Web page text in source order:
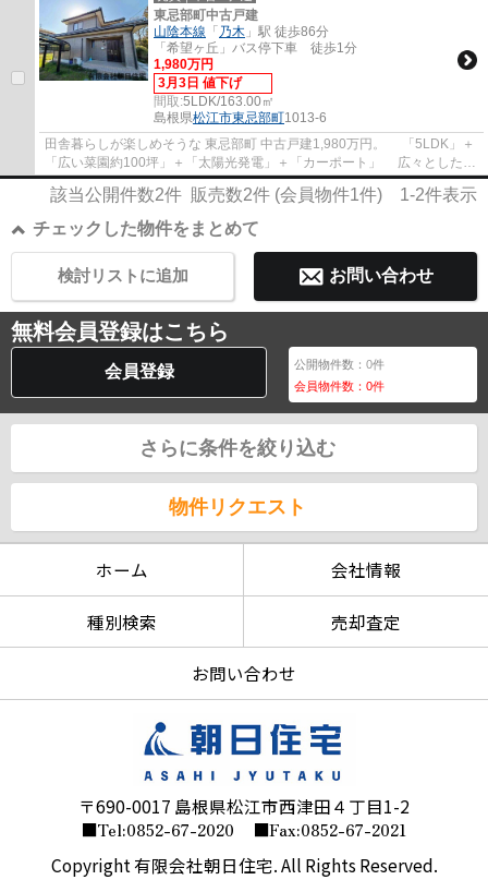
東忌部町中古戸建
山陰本線 「乃木 」駅 徒歩86分
「希望ヶ丘」バス停下車 徒歩1分
1,980万円
3月3日 値下げ
間取:5LDK/163.00㎡
島根県松江市東忌部町1013-6
田舎暮らしが楽しめそうな 東忌部町 中古戸建1,980万円。 「5LDK」＋
「広い菜園約100坪」＋「太陽光発電」＋「カーポート」 広々とした土
地894.16㎡（270.48坪）に建物延床面積 16...
該当公開件数2件 販売数2件 (会員物件1件) 1-2件表示
チェックした物件をまとめて
お問い合わせ
検討リストに追加
無料会員登録はこちら
会員登録 公開物件数：0件
会員物件数：0件
さらに条件を絞り込む
物件リクエスト
ホーム 会社情報
種別検索 売却査定
お問い合わせ
〒690-0017 島根県松江市西津田４丁目1-2
■Tel:0852-67-2020 ■Fax:0852-67-2021
Copyright 有限会社朝日住宅. All Rights Reserved.